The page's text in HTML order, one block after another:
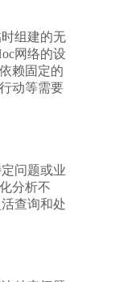
组建的无
网络的设
赖固定的
动等需要
问题或业
分析不
查询和处